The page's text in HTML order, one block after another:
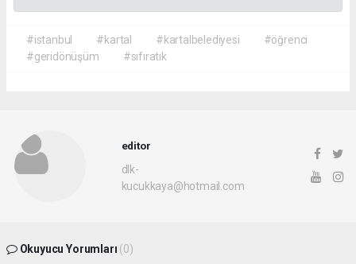
#istanbul #kartal #kartalbelediyesi
#öğrenci
#geridönüşüm
#sıfıratık
editor
dlk-
kucukkaya@hotmail.com
Okuyucu Yorumları (0)